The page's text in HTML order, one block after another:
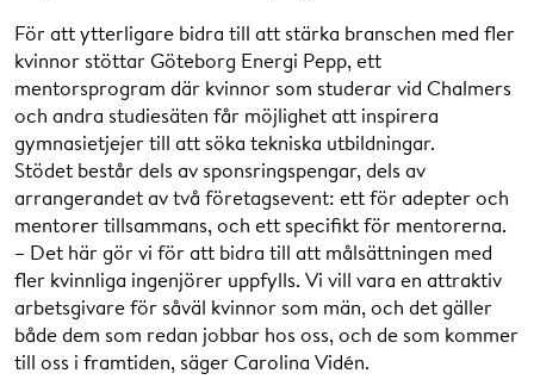
För att ytterligare bidra till att stärka branschen med fler
kvinnor stöttar Göteborg Energi Pepp, ett
mentorsprogram där kvinnor som studerar vid Chalmers
och andra studiesäten får möjlighet att inspirera
gymnasietjejer till att söka tekniska utbildningar.
Stödet består dels av sponsringspengar, dels av
arrangerandet av två företagsevent: ett för adepter och
mentorer tillsammans, och ett specifikt för mentorerna.
– Det här gör vi för att bidra till att målsättningen med
fler kvinnliga ingenjörer uppfylls. Vi vill vara en attraktiv
arbetsgivare för såväl kvinnor som män, och det gäller
både dem som redan jobbar hos oss, och de som kommer
till oss i framtiden, säger Carolina Vidén.